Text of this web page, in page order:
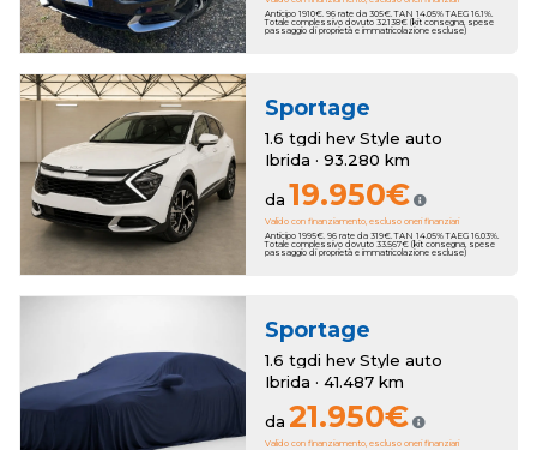
Anticipo 1910€. 96 rate da 305€. TAN 14.05% TAEG 16.1%.
Totale complessivo dovuto 32.138€ (kit consegna, spese
passaggio di proprietà e immatricolazione escluse)
Sportage
1.6 tgdi hev Style auto
Ibrida · 93.280 km
da 19.950€
Valido con finanziamento, escluso oneri finanziari
Anticipo 1995€. 96 rate da 319€. TAN 14.05% TAEG 16.03%.
Totale complessivo dovuto 33.567€ (kit consegna, spese
passaggio di proprietà e immatricolazione escluse)
Sportage
1.6 tgdi hev Style auto
Ibrida · 41.487 km
da 21.950€
Valido con finanziamento, escluso oneri finanziari